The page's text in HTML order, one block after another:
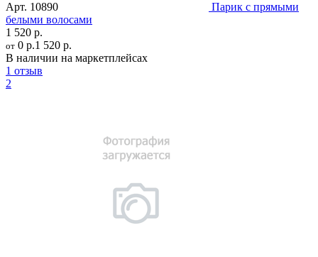
Арт. 10890
Парик с прямыми
белыми волосами
1 520 р.
от 0 р.1 520 р.
В наличии на маркетплейсах
1 отзыв
2